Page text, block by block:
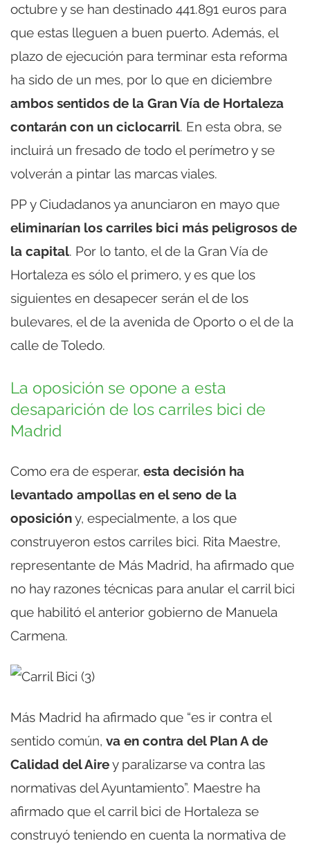
octubre y se han destinado 441.891 euros para
que estas lleguen a buen puerto. Además, el
plazo de ejecución para terminar esta reforma
ha sido de un mes, por lo que en diciembre
ambos sentidos de la Gran Vía de Hortaleza
contarán con un ciclocarril. En esta obra, se
incluirá un fresado de todo el perímetro y se
volverán a pintar las marcas viales.
PP y Ciudadanos ya anunciaron en mayo que
eliminarían los carriles bici más peligrosos de
la capital. Por lo tanto, el de la Gran Vía de
Hortaleza es sólo el primero, y es que los
siguientes en desapecer serán el de los
bulevares, el de la avenida de Oporto o el de la
calle de Toledo.
La oposición se opone a esta
desaparición de los carriles bici de
Madrid
Como era de esperar, esta decisión ha
levantado ampollas en el seno de la
oposicióny, especialmente, a los que
construyeron estos carriles bici. Rita Maestre,
representante de Más Madrid, ha afirmado que
no hay razones técnicas para anular el carril bici
que habilitó el anterior gobierno de Manuela
Carmena.
Más Madrid ha afirmado que “es ir contra el
sentido común, va en contra del Plan A de
Calidad del Airey paralizarse va contra las
normativas del Ayuntamiento”. Maestre ha
afirmado que el carril bici de Hortaleza se
construyó teniendo en cuenta la normativa de